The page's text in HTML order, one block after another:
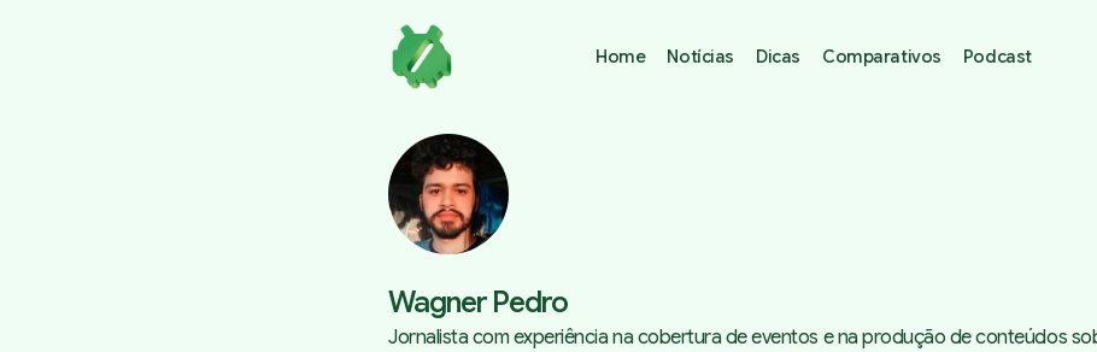
Home Notícias Dicas Comparativos Podcast
Wagner Pedro
Jornalista com experiência na cobertura de eventos e na produção de conteúdos